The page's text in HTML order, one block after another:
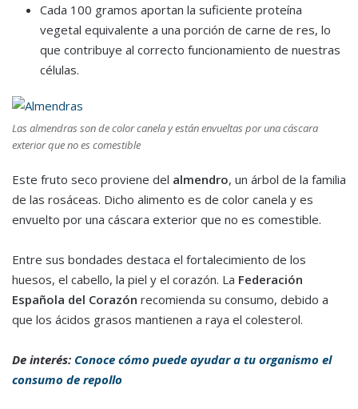
Cada 100 gramos aportan la suficiente proteína
vegetal equivalente a una porción de carne de res, lo
que contribuye al correcto funcionamiento de nuestras
células.
Las almendras son de color canela y están envueltas por una cáscara
exterior que no es comestible
Este fruto seco proviene del almendro, un árbol de la familia
de las rosáceas. Dicho alimento es de color canela y es
envuelto por una cáscara exterior que no es comestible.
Entre sus bondades destaca el fortalecimiento de los
huesos, el cabello, la piel y el corazón. La Federación
Española del Corazón recomienda su consumo, debido a
que los ácidos grasos mantienen a raya el colesterol.
De interés: Conoce cómo puede ayudar a tu organismo el
consumo de repollo